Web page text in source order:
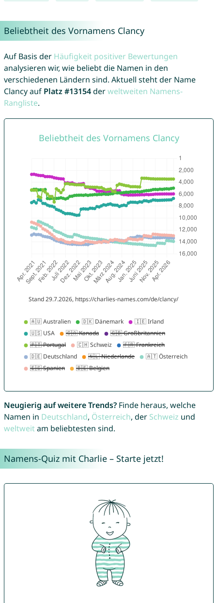
Beliebtheit des Vornamens Clancy
Auf Basis der Häufigkeit positiver Bewertungen
analysieren wir, wie beliebt die Namen in den
verschiedenen Ländern sind. Aktuell steht der Name
Clancy auf Platz #13154derweltweiten Namens-
Rangliste.
Neugierig auf weitere Trends?Finde heraus, welche
Namen in Deutschland, Österreich, der Schweiz und
weltweitam beliebtesten sind.
Namens-Quiz mit Charlie – Starte jetzt!